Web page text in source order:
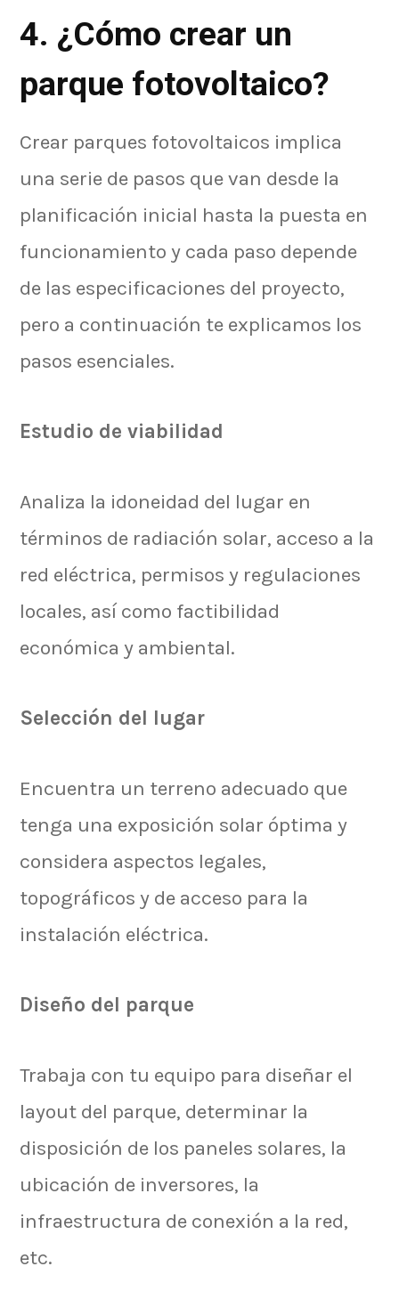
4. ¿Cómo crear un
parque fotovoltaico?
Crear parques fotovoltaicos implica
una serie de pasos que van desde la
planificación inicial hasta la puesta en
funcionamiento y cada paso depende
de las especificaciones del proyecto,
pero a continuación te explicamos los
pasos esenciales.
Estudio de viabilidad
Analiza la idoneidad del lugar en
términos de radiación solar, acceso a la
red eléctrica, permisos y regulaciones
locales, así como factibilidad
económica y ambiental.
Selección del lugar
Encuentra un terreno adecuado que
tenga una exposición solar óptima y
considera aspectos legales,
topográficos y de acceso para la
instalación eléctrica.
Diseño del parque
Trabaja con tu equipo para diseñar el
layout del parque, determinar la
disposición de los paneles solares, la
ubicación de inversores, la
infraestructura de conexión a la red,
etc.